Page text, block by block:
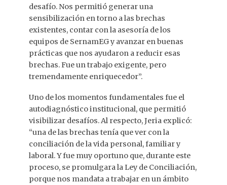
desafío. Nos permitió generar una
sensibilización en torno a las brechas
existentes, contar con la asesoría de los
equipos de SernamEG y avanzar en buenas
prácticas que nos ayudaron a reducir esas
brechas. Fue un trabajo exigente, pero
tremendamente enriquecedor”.
Uno de los momentos fundamentales fue el
autodiagnóstico institucional, que permitió
visibilizar desafíos. Al respecto, Jeria explicó:
“una de las brechas tenía que ver con la
conciliación de la vida personal, familiar y
laboral. Y fue muy oportuno que, durante este
proceso, se promulgara la Ley de Conciliación,
porque nos mandata a trabajar en un ámbito